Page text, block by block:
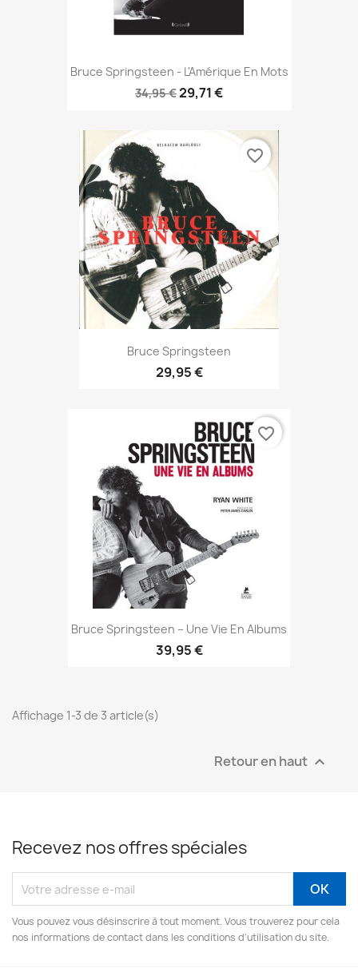
Bruce Springsteen - L'Amérique En Mots
34,95 €29,71 €
Bruce Springsteen
29,95 €
favorite_border
Bruce Springsteen – Une Vie En Albums
39,95 €
favorite_border
Affichage 1-3 de 3 article(s)
Retour en haut 
Recevez nos offres spéciales
Vous pouvez vous désinscrire à tout moment. Vous trouverez pour cela
nos informations de contact dans les conditions d'utilisation du site.